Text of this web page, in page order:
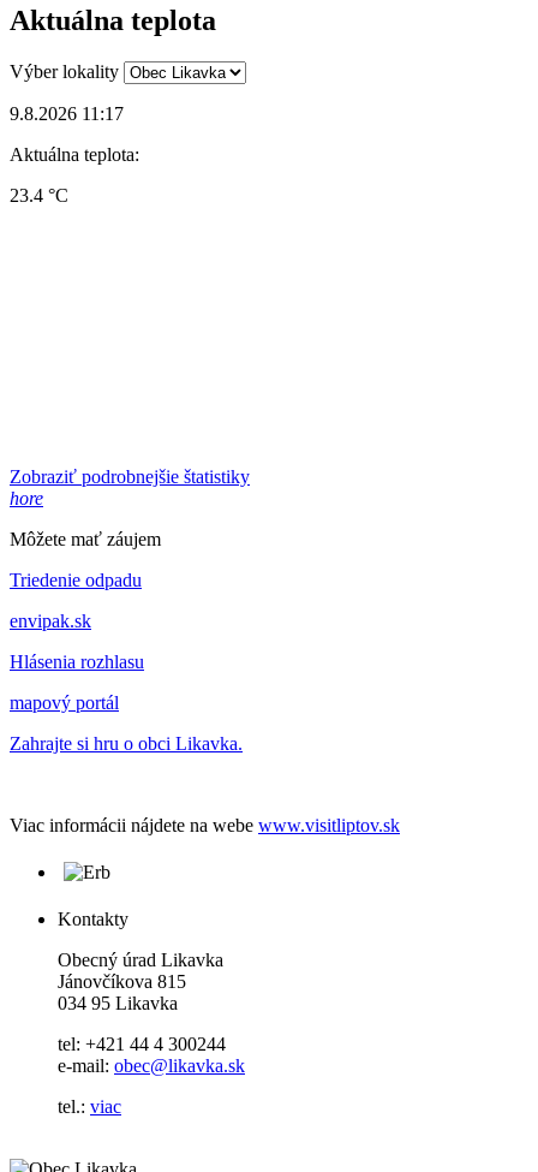
Aktuálna teplota
Výber lokality
9.8.2026 11:17
Aktuálna teplota:
23.4 °C
Zobraziť podrobnejšie štatistiky
hore
Môžete mať záujem
Triedenie odpadu
envipak.sk
Hlásenia rozhlasu
mapový portál
Zahrajte si hru o obci Likavka.
Viac informácii nájdete na webe www.visitliptov.sk
Kontakty
Obecný úrad Likavka
Jánovčíkova 815
034 95 Likavka
tel: +421 44 4 300244
e-mail: obec@likavka.sk
tel.: viac